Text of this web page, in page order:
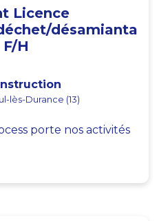
Licence
désamianta
H
lès-Durance (13)
porte nos activités